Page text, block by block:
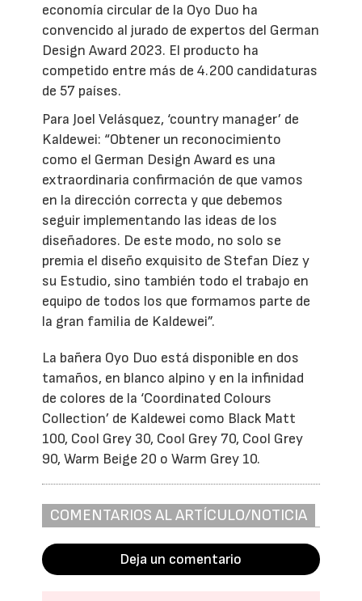
economía circular de la Oyo Duo ha
convencido al jurado de expertos del German
Design Award 2023. El producto ha
competido entre más de 4.200 candidaturas
de 57 países.
Para Joel Velásquez, ‘country manager’ de
Kaldewei: “Obtener un reconocimiento
como el German Design Award es una
extraordinaria confirmación de que vamos
en la dirección correcta y que debemos
seguir implementando las ideas de los
diseñadores. De este modo, no solo se
premia el diseño exquisito de Stefan Díez y
su Estudio, sino también todo el trabajo en
equipo de todos los que formamos parte de
la gran familia de Kaldewei”.
La bañera Oyo Duo está disponible en dos
tamaños, en blanco alpino y en la infinidad
de colores de la ‘Coordinated Colours
Collection’ de Kaldewei como Black Matt
100, Cool Grey 30, Cool Grey 70, Cool Grey
90, Warm Beige 20 o Warm Grey 10.
COMENTARIOS AL ARTÍCULO/NOTICIA
Deja un comentario